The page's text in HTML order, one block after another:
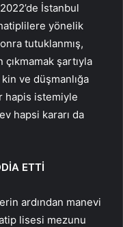
İstanbul
yönelik
tutuklanmış,
şartıyla
kin ve düşmanlığa
hapis istemiyle
hapsi kararı da
ETTİ
ardından manevi
lisesi mezunu